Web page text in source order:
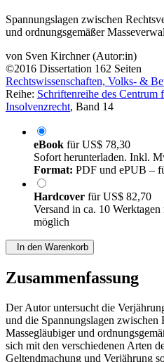
Spannungslagen zwischen
und ordnungsgemäßer
von Sven Kirchner (Autor:in)
©2016 Dissertation 162 Seiten
Rechtswissenschaften, Volks- &
Reihe: Schriftenreihe des Centrum
Insolvenzrecht, Band 14
eBook fürUS$ 78,30
Sofort herunterladen. Inkl.
Format: PDF und ePUB –
Hardcover fürUS$ 82,70
Versand in ca. 10
möglich
In den Warenkorb
Zusammenfassung
Der Autor untersucht die
und die Spannungslagen zwischen
Massegläubiger und
sich mit den verschiedenen Arten
Geltendmachung und Verjährung